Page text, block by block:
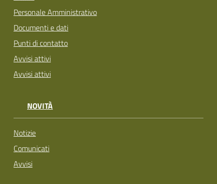
Personale Amministrativo
Documenti e dati
Punti di contatto
Avvisi attivi
Avvisi attivi
NOVITÀ
Notizie
Comunicati
Avvisi